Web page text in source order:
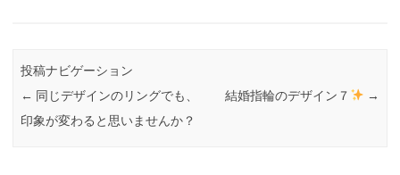
投稿ナビゲーション
← 同じデザインのリングでも、
印象が変わると思いませんか？
結婚指輪のデザイン７ →